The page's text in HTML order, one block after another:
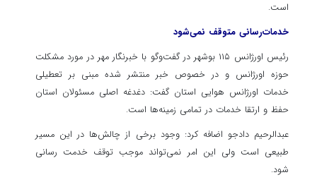
است.
خدمات‌رسانی متوقف نمی‌شود
رئیس اورژانس ۱۱۵ بوشهر در گفت‌وگو با خبرنگار مهر در مورد مشکلت
حوزه اورژانس و در خصوص خبر منتشر شده مبنی بر تعطیلی
خدمات اورژانس هوایی استان گفت: دغدغه اصلی مسئولان استان
حفظ و ارتقا خدمات در تمامی زمینه‌ها است.
عبدالرحیم دادجو اضافه کرد: وجود برخی از چالش‌ها در این مسیر
طبیعی است ولی این امر نمی‌تواند موجب توقف خدمت رسانی
شود.